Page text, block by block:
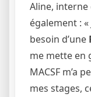
Aline,
également : «
besoin d’une
me mette en
MACSF m’a
mes stages,